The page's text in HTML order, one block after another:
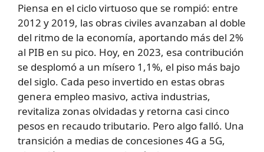
Piensa en el ciclo virtuoso que se rompió: entre
2012 y 2019, las obras civiles avanzaban al doble
del ritmo de la economía, aportando más del 2%
al PIB en su pico. Hoy, en 2023, esa contribución
se desplomó a un mísero 1,1%, el piso más bajo
del siglo. Cada peso invertido en estas obras
genera empleo masivo, activa industrias,
revitaliza zonas olvidadas y retorna casi cinco
pesos en recaudo tributario. Pero algo falló. Una
transición a medias de concesiones 4G a 5G,